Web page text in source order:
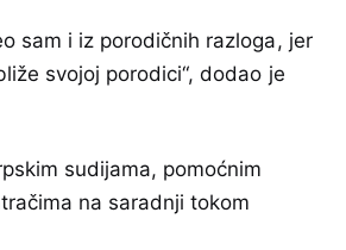
sam i iz porodičnih razloga, jer
svojoj porodici“, dodao je
sudijama, pomoćnim
na saradnji tokom